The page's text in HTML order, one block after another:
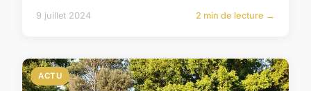
9 juillet 2024 2 min de lecture →
ACTU